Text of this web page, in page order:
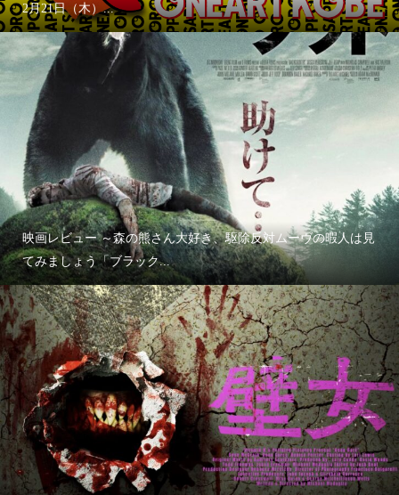
2月21日（木）...
映画レビュー ～森の熊さん大好き、駆除反対ムーヴの暇人は見
てみましょう「ブラック...